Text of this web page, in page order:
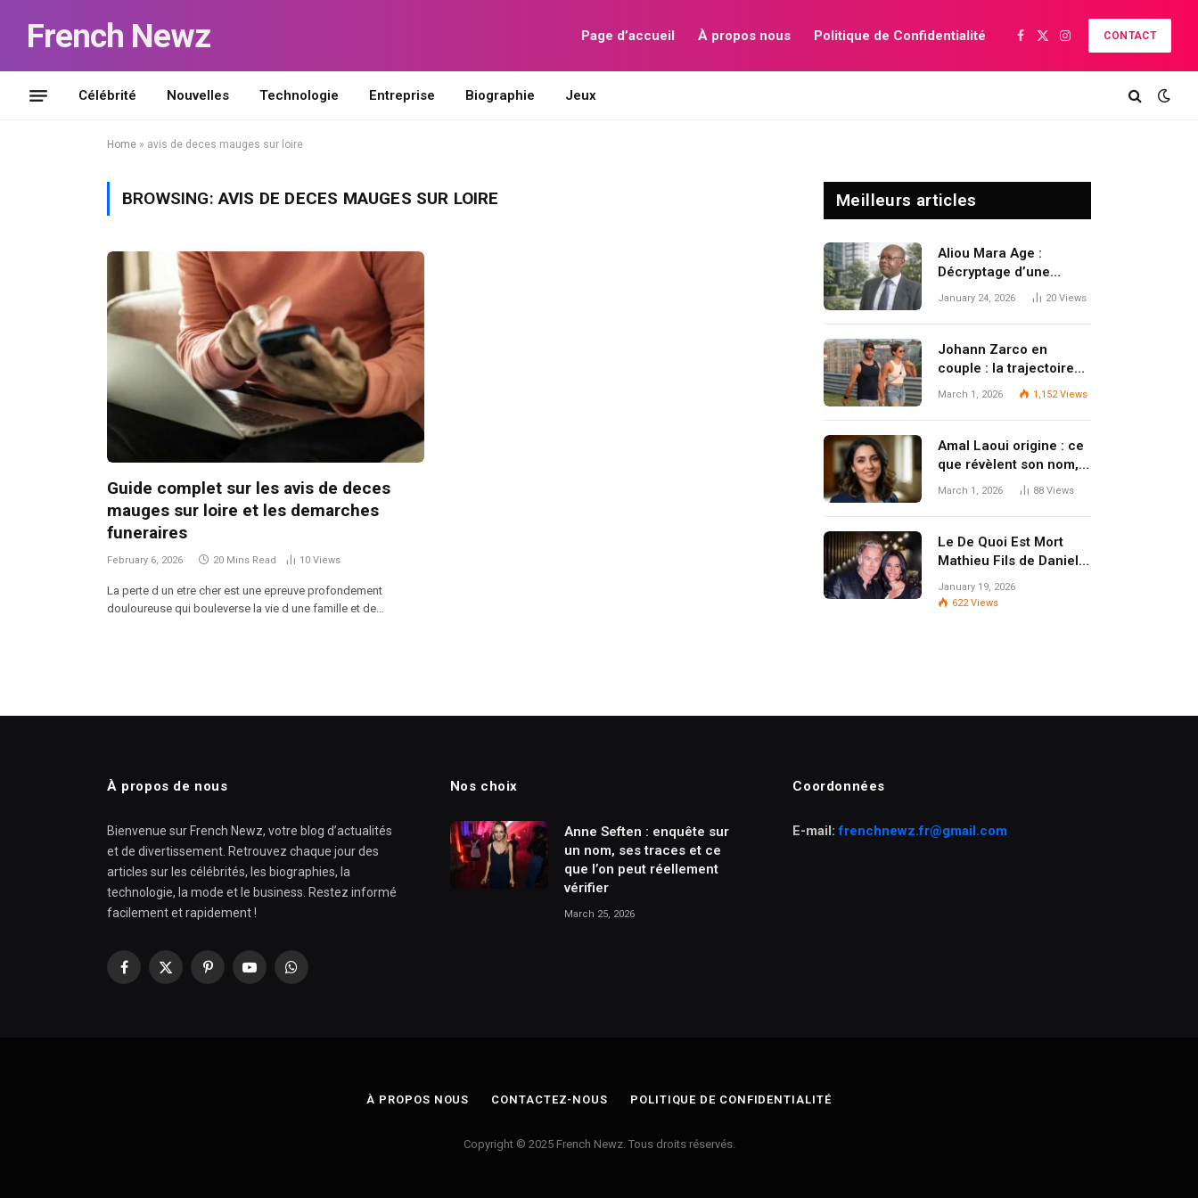
French Newz Page d’accueil À propos nous Politique de Confidentialité Facebook
X
Instagram
CONTACT
Célébrité Nouvelles Technologie Entreprise Biographie Jeux
Home » avis de deces mauges sur loire
BROWSING:AVIS DE DECES MAUGES SUR LOIRE
Guide complet sur les avis de deces
mauges sur loire et les demarches
funeraires
February 6, 2026 20 Mins Read 10 Views
La perte d un etre cher est une epreuve profondement
douloureuse qui bouleverse la vie d une famille et de…
Meilleurs articles
Aliou Mara Age :
Décryptage d’une
carrière en pleine
January 24, 2026 20 Views
Johann Zarco en
couple : la trajectoire
discrète d’un champion
March 1, 2026 1,152Views
Amal Laoui origine : ce
que révèlent son nom,
son parcours et les
March 1, 2026 88 Views
Le De Quoi Est Mort
Mathieu Fils de Danielle
Darrieux
January 19, 2026
622Views
À propos de nous
Bienvenue sur French Newz, votre blog d’actualités
et de divertissement. Retrouvez chaque jour des
articles sur les célébrités, les biographies, la
technologie, la mode et le business. Restez informé
facilement et rapidement !
Facebook
X
PinterestYouTubeWhatsApp
Nos choix
Anne Seften : enquête sur
un nom, ses traces et ce
que l’on peut réellement
vérifier
March 25, 2026
Coordonnées
E-mail:frenchnewz.fr@gmail.com
À PROPOS NOUS CONTACTEZ-NOUS POLITIQUE DE CONFIDENTIALITÉ
Copyright © 2025 French Newz. Tous droits réservés.